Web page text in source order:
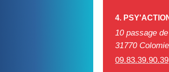
4.
10 passage
31770
09.83.39.90.39